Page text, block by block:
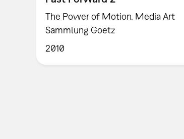
The Power of Motion. Media Art
Sammlung Goetz
2010